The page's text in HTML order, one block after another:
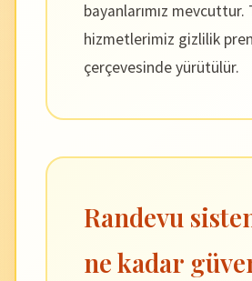
bayanlarımız mevcuttur.
hizmetlerimiz gizlilik
çerçevesinde yürütülür.
Randevu
ne kadar